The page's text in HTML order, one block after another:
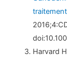
Harvard